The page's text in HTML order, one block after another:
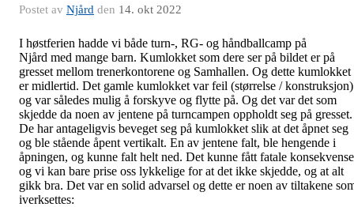
Postet av Njård den 14. okt 2022
I høstferien hadde vi både turn-, RG- og håndballcamp på
Njård med mange barn. Kumlokket som dere ser på bildet er på
gresset mellom trenerkontorene og Samhallen. Og dette kumlokket
er midlertid. Det gamle kumlokket var feil (størrelse / konstruksjon)
og var således mulig å forskyve og flytte på. Og det var det som
skjedde da noen av jentene på turncampen oppholdt seg på gresset.
De har antageligvis beveget seg på kumlokket slik at det åpnet seg
og ble stående åpent vertikalt. En av jentene falt, ble hengende i
åpningen, og kunne falt helt ned. Det kunne fått fatale
og vi kan bare prise oss lykkelige for at det ikke skjedde, og at alt
gikk bra. Det var en solid advarsel og dette er noen av tiltakene
iverksettes: